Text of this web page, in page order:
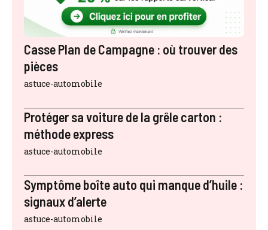
Casse Plan de Campagne : où trouver des
pièces
astuce-automobile
Protéger sa voiture de la grêle carton :
méthode express
astuce-automobile
Symptôme boîte auto qui manque d’huile :
signaux d’alerte
astuce-automobile